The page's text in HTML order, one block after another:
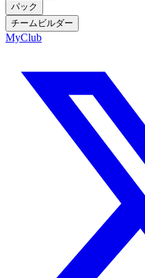
パック
チームビルダー
MyClub